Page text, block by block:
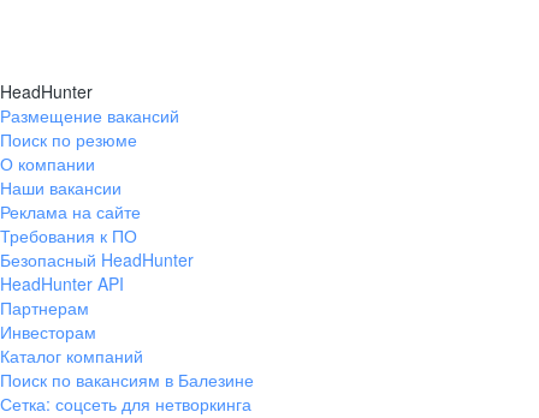
HeadHunter
Размещение вакансий
Поиск по резюме
О компании
Наши вакансии
Реклама на сайте
Требования к ПО
Безопасный HeadHunter
HeadHunter API
Партнерам
Инвесторам
Каталог компаний
Поиск по вакансиям в Балезине
Сетка: соцсеть для нетворкинга